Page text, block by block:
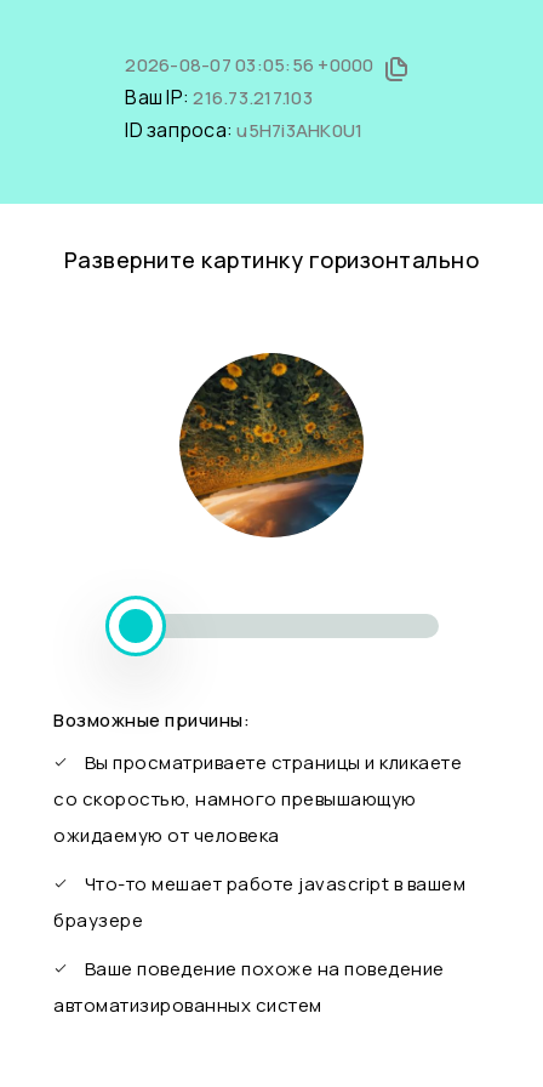
2026-08-07 03:05:56 +0000
Ваш IP:216.73.217.103
ID запроса:u5H7i3AHK0U1
Разверните картинку горизонтально
Возможные причины:
Вы просматриваете страницы и кликаете
со скоростью, намного превышающую
ожидаемую от человека
Что-то мешает работе javascript в вашем
браузере
Ваше поведение похоже на поведение
автоматизированных систем